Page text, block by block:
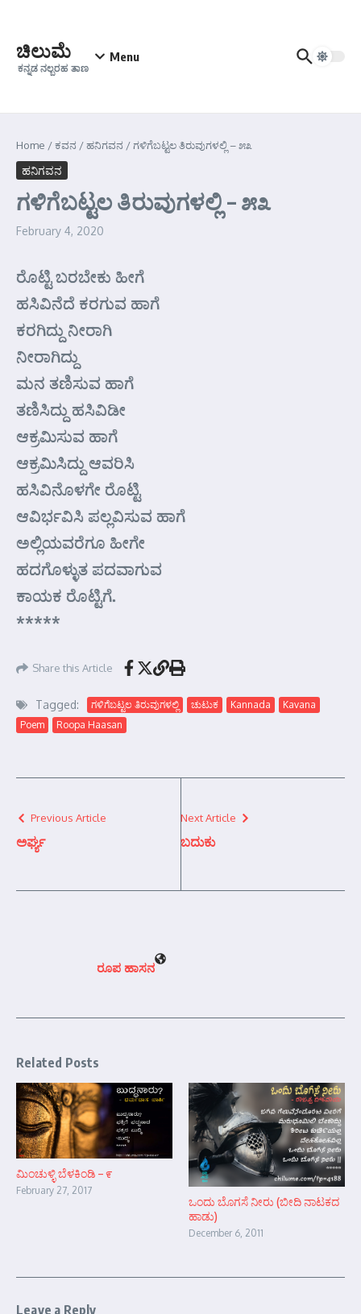
ಚಿಲುಮೆ
ಕನ್ನಡ ನಲ್ಬರಹ ತಾಣ
Menu
Home /ಕವನ /ಹನಿಗವನ /ಗಳಿಗೆಬಟ್ಟಲ ತಿರುವುಗಳಲ್ಲಿ – ೫೩
ಹನಿಗವನ
ಗಳಿಗೆಬಟ್ಟಲ ತಿರುವುಗಳಲ್ಲಿ – ೫೩
February 4, 2020
ರೊಟ್ಟಿ ಬರಬೇಕು ಹೀಗೆ
ಹಸಿವಿನೆದೆ ಕರಗುವ ಹಾಗೆ
ಕರಗಿದ್ದು ನೀರಾಗಿ
ನೀರಾಗಿದ್ದು
ಮನ ತಣಿಸುವ ಹಾಗೆ
ತಣಿಸಿದ್ದು ಹಸಿವಿಡೀ
ಆಕ್ರಮಿಸುವ ಹಾಗೆ
ಆಕ್ರಮಿಸಿದ್ದು ಆವರಿಸಿ
ಹಸಿವಿನೊಳಗೇ ರೊಟ್ಟಿ
ಆವಿರ್ಭವಿಸಿ ಪಲ್ಲವಿಸುವ ಹಾಗೆ
ಅಲ್ಲಿಯವರೆಗೂ ಹೀಗೇ
ಹದಗೊಳ್ಳುತ ಪದವಾಗುವ
ಕಾಯಕ ರೊಟ್ಟಿಗೆ.
*****
Share this Article
Tagged: ಗಳಿಗೆಬಟ್ಟಲ ತಿರುವುಗಳಲ್ಲಿ ಚುಟುಕ Kannada
Kavana
Poem
Roopa Haasan
Previous Article
ಅರ್ಘ್ಯ
Next Article
ಬದುಕು
ರೂಪ ಹಾಸನ
Related Posts
ಮಿಂಚುಳ್ಳಿ ಬೆಳಕಿಂಡಿ – ೯
February 27, 2017
ಒಂದು ಬೊಗಸೆ ನೀರು (ಬೀದಿ ನಾಟಕದ
ಹಾಡು)
December 6, 2011
Leave a Reply